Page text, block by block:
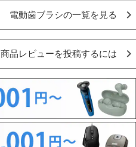
電動歯ブラシの一覧を見る
商品レビューを投稿するには